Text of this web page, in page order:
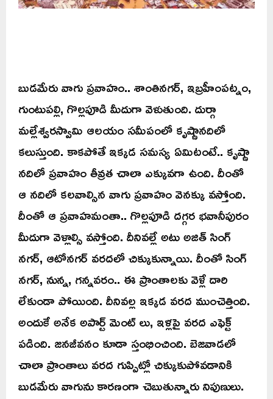
బుడమేరు వాగు ప్రవాహం.. శాంతినగర్, ఇబ్రహీంపట్నం,
గుంటుపల్లి, గొల్లపూడి మీదుగా వెళుతుంది. దుర్గా
మల్లేశ్వరస్వామి ఆలయం సమీపంలో కృష్ణానదిలో
కలుస్తుంది. కాకపోతే ఇక్కడ సమస్య ఏమిటంటే.. కృష్ణా
నదిలో ప్రవాహం తీవ్రత చాలా ఎక్కువగా ఉంది. దీంతో
ఆ నదిలో కలవాల్సిన వాగు ప్రవాహం వెనక్కు వస్తోంది.
దీంతో ఆ ప్రవాహమంతా.. గొల్లపూడి దగ్గర భవానీపురం
మీదుగా వెళ్లాల్సి వస్తోంది. దీనివల్లే అటు అజిత్ సింగ్
నగర్, ఆటోనగర్ వరదలో చిక్కుకున్నాయి. దీంతో సింగ్
నగర్, నున్న, గన్నవరం.. ఈ ప్రాంతాలకు వెళ్లే దారి
లేకుండా పోయింది. దీనివల్ల ఇక్కడ వరద ముంచెత్తింది.
అందుకే అనేక అపార్ట్ మెంట్ లు, ఇళ్లపై వరద ఎఫెక్ట్
పడింది. జనజీవనం కూడా స్తంభించింది. బెజవాడలో
చాలా ప్రాంతాలు వరద గుప్పిట్లో చిక్కుకుపోవడానికి
బుడమేరు వాగును కారణంగా చెబుతున్నారు నిపుణులు.